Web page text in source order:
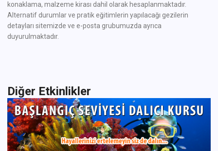
konaklama, malzeme kirası dahil olarak hesaplanmaktadır.
Alternatif durumlar ve pratik eğitimlerin yapılacağı gezilerin
detayları sitemizde ve e-posta grubumuzda ayrıca
duyurulmaktadır.
Diğer Etkinlikler